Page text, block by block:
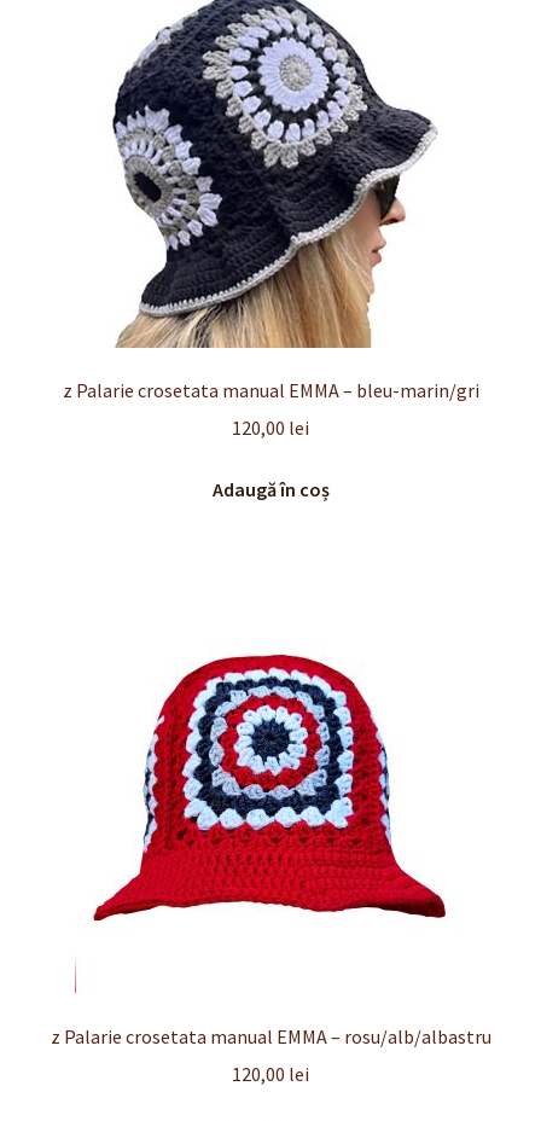
Politică de Confidențialitate cu privire la prelucrarea
datelor cu caracter personal
Politica de cookie-uri
Politica de rambursari si returnari
z Palarie crosetata manual EMMA – bleu-marin/gri
120,00 lei
Adaugă în coș
z Palarie crosetata manual EMMA – rosu/alb/albastru
120,00 lei